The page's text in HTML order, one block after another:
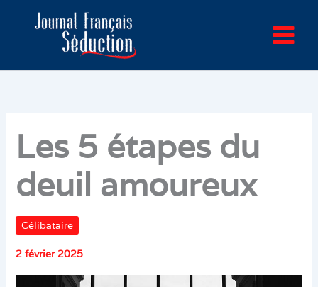
Les 5 étapes du
deuil amoureux
Célibataire
2 février 2025